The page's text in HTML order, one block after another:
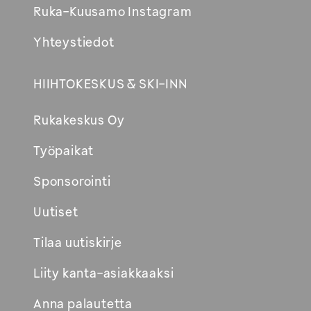
Ruka-Kuusamo Instagram
Yhteystiedot
HIIHTOKESKUS & SKI-INN
Rukakeskus Oy
Työpaikat
Sponsorointi
Uutiset
Tilaa uutiskirje
Liity kanta-asiakkaaksi
Anna palautetta